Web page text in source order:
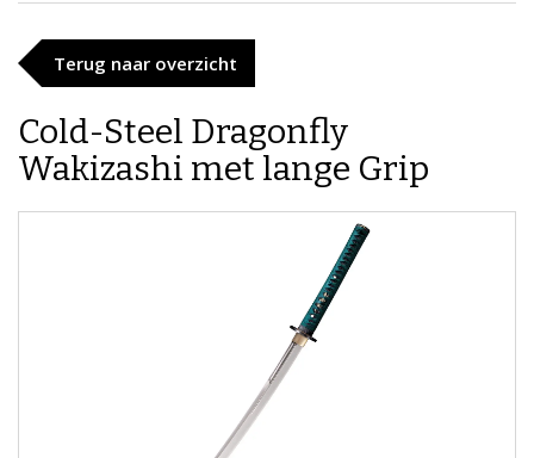
Terug naar overzicht
​Cold-Steel Dragonfly
Wakizashi met lange Grip